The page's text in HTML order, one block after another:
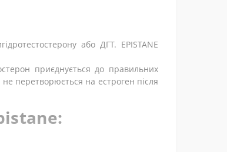
або ДГТ. EPISTANE
приєднується до правильних
перетворюється на естроген після